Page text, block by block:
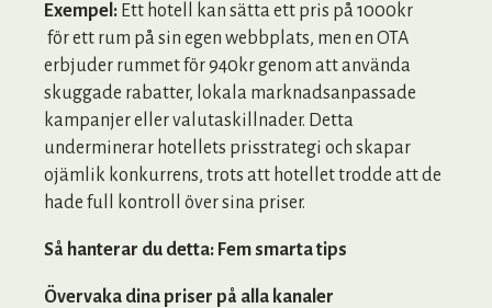
Exempel: Ett hotell kan sätta ett pris på 1000kr
för ett rum på sin egen webbplats, men en OTA
erbjuder rummet för 940kr genom att använda
skuggade rabatter, lokala marknadsanpassade
kampanjer eller valutaskillnader. Detta
underminerar hotellets prisstrategi och skapar
ojämlik konkurrens, trots att hotellet trodde att de
hade full kontroll över sina priser.
Så hanterar du detta: Fem smarta tips
Övervaka dina priser på alla kanaler